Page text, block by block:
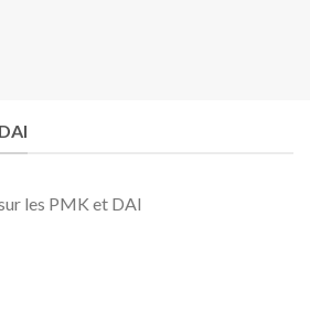
les PMK et DAI